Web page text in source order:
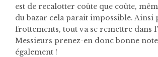
est de recalotter coûte que coûte,
du bazar cela parait impossible. Ainsi
frottements, tout va se remettre dans
Messieurs prenez-en donc bonne
également !